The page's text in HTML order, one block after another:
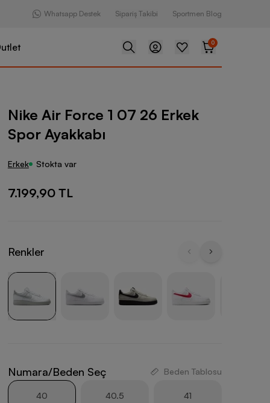
Whatsapp Destek Sipariş Takibi Sportmen Blog
0
1 07 26 Erkek Spor Ayakkabı
Nike Air Force 1 07 26 Erkek
Spor Ayakkabı
Erkek Stokta var
7.199,90 TL
Renkler
Numara/Beden Seç Beden Tablosu
40 40.5 41